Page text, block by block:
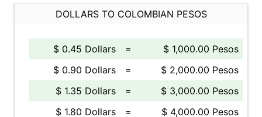
DOLLARS TO COLOMBIAN PESOS
$ 0.45 Dollars =
$ 1,000.00 Pesos
$ 0.90 Dollars
=
$ 2,000.00 Pesos
$ 1.35 Dollars
=
$ 3,000.00 Pesos
$ 1.80 Dollars
=
$ 4,000.00 Pesos